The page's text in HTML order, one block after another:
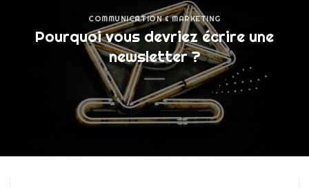
COMMUNICATION & MARKETING
Pourquoi vous devriez écrire une
newsletter ?